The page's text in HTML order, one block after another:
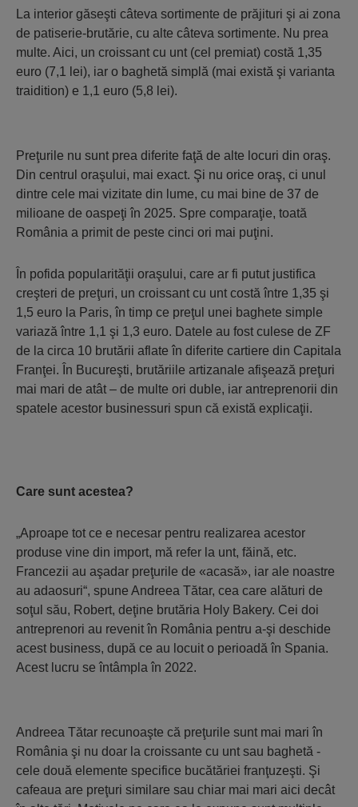
La interior găseşti câteva sortimente de prăji­turi şi ai zona
de patiserie-brutărie, cu alte câteva sortimente. Nu prea
multe. Aici, un croissant cu unt (cel premiat) costă 1,35
euro (7,1 lei), iar o baghetă simplă (mai există şi varianta
traidition) e 1,1 euro (5,8 lei).
Preţurile nu sunt prea diferite faţă de alte locuri din oraş.
Din centrul oraşului, mai exact. Şi nu orice oraş, ci unul
dintre cele mai vizitate din lume, cu mai bine de 37 de
milioane de oaspeţi în 2025. Spre comparaţie, toată
România a primit de peste cinci ori mai puţini.
În pofida popularităţii oraşului, care ar fi putut justifica
creşteri de preţuri, un croissant cu unt costă între 1,35 şi
1,5 euro la Paris, în timp ce preţul unei baghete simple
variază între 1,1 şi 1,3 euro. Datele au fost culese de ZF
de la circa 10 brutării aflate în diferite cartiere din Capitala
Franţei. În Bucureşti, brutăriile artizanale afişează preţuri
mai mari de atât – de multe ori duble, iar antreprenorii din
spa­tele acestor businessuri spun că există explicaţii.
Care sunt acestea?
„Aproape tot ce e necesar pentru realizarea acestor
produse vine din import, mă refer la unt, făină, etc.
Francezii au aşadar preţurile de «acasă», iar ale noastre
au adaosuri“, spune Andreea Tătar, cea care alături de
soţul său, Robert, deţine brutăria Holy Bakery. Cei doi
antreprenori au revenit în România pentru a-şi deschide
acest business, după ce au locuit o perioadă în Spania.
Acest lucru se întâmpla în 2022.
Andreea Tătar recunoaşte că preţurile sunt mai mari în
România şi nu doar la croissante cu unt sau baghetă -
cele două elemente specifice bucă­tăriei franţuzeşti. Şi
cafeaua are preţuri similare sau chiar mai mari aici decât